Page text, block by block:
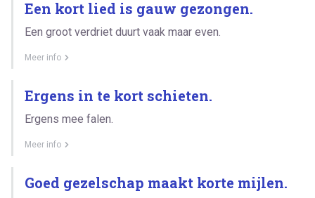
Een kort lied is gauw gezongen.
Een groot verdriet duurt vaak maar even.
Meer info
Ergens in te kort schieten.
Ergens mee falen.
Meer info
Goed gezelschap maakt korte mijlen.